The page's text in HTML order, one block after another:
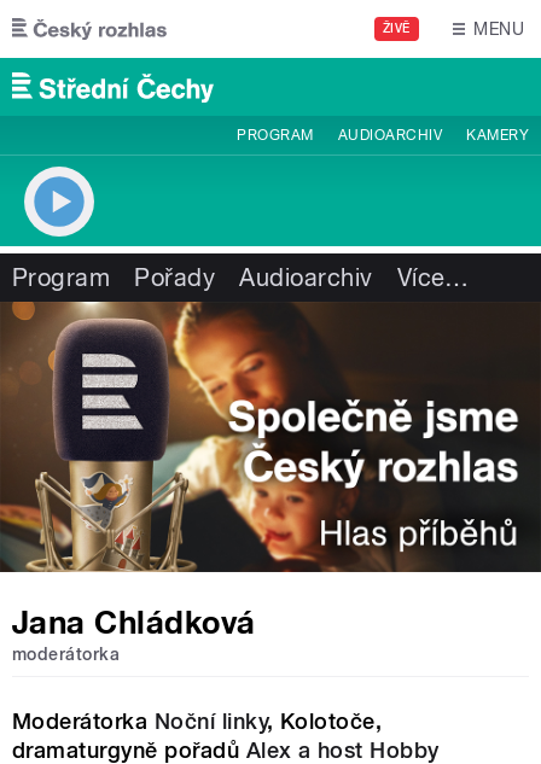
Přejít k hlavnímu obsahu
ŽIVĚ MENU
PROGRAM AUDIOARCHIV KAMERY
Program Pořady Audioarchiv Více…
Jana Chládková
moderátorka
Moderátorka Noční linky, Kolotoče,
dramaturgyně pořadů Alex a host Hobby